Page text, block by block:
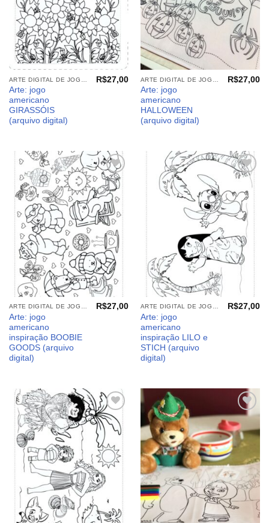
Arte: jogo
americano
GIRASSÓIS
(arquivo digital)
R$27,00
Arte: jogo
americano
HALLOWEEN
(arquivo digital)
R$27,00
Adicionar
aos
meus
desejos
Arte: jogo
americano
inspiração BOOBIE
GOODS (arquivo
digital)
R$27,00
Adicionar
aos
meus
desejos
Arte: jogo
americano
inspiração LILO e
STICH (arquivo
digital)
R$27,00
Adicionar
aos
meus
desejos
Adicionar
aos
meus
desejos